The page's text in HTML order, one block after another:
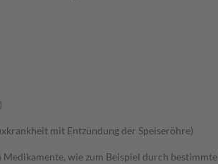
mit Entzündung der Speiseröhre)
wie zum Beispiel durch